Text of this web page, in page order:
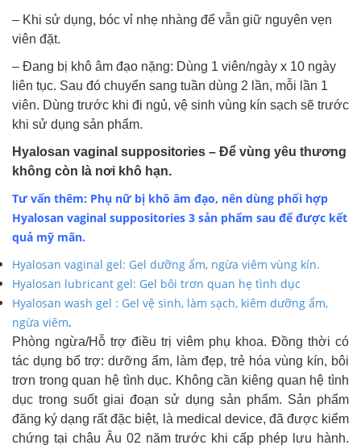
– Khi sử dụng, bóc vỉ nhẹ nhàng để vẫn giữ nguyên vẹn
viên đặt.
– Đang bị khô âm đạo nặng: Dùng 1 viên/ngày x 10 ngày
liên tục. Sau đó chuyển sang tuần dùng 2 lần, mỗi lần 1
viên. Dùng trước khi đi ngủ, vệ sinh vùng kín sạch sẽ trước
khi sử dụng sản phẩm.
Hyalosan vaginal suppositories – Để vùng yêu thương
không còn là nơi khô hạn.
Tư vấn thêm: Phụ nữ bị khô âm đạo, nên dùng phối hợp
Hyalosan vaginal suppositories 3 sản phẩm sau để được kết
quả mỹ mãn.
Hyalosan vaginal gel: Gel dưỡng ẩm, ngừa viêm vùng kín.
Hyalosan lubricant gel: Gel bôi trơn quan hẹ tình dục
Hyalosan wash gel : Gel vệ sinh, làm sạch, kiêm dưỡng ẩm,
ngừa viêm.
Phòng ngừa/Hỗ trợ điều trị viêm phụ khoa. Đồng thời có
tác dụng bổ trợ: dưỡng ẩm, làm đẹp, trẻ hóa vùng kín, bôi
trơn trong quan hệ tình dục. Không cần kiêng quan hệ tình
dục trong suốt giai đoạn sử dụng sản phẩm. Sản phẩm
đăng ký dạng rất đặc biệt, là medical device, đã được kiểm
chứng tại châu Âu 02 năm trước khi cấp phép lưu hành.